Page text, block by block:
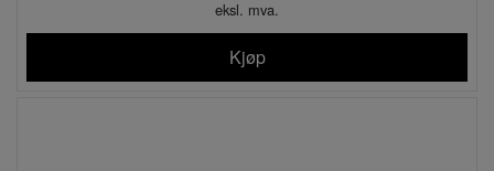
eksl. mva.
Kjøp